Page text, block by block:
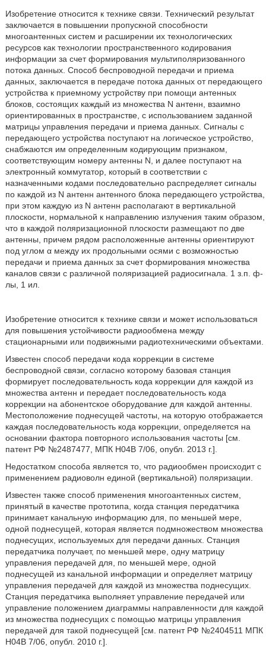
Изобретение относится к технике связи. Технический результат
заключается в повышении пропускной способности
многоантенных систем и расширении их технологических
ресурсов как технологии пространственного кодирования
информации за счет формирования мультиполяризованного
потока данных. Способ беспроводной передачи и приема
данных, заключается в передаче потока данных от передающего
устройства к приемному устройству при помощи антенных
блоков, состоящих каждый из множества N антенн, взаимно
ориентированных в пространстве, с использованием заданной
матрицы управления передачи и приема данных. Сигналы с
передающего устройства поступают на логическое устройство,
снабжаются им определенным кодирующим признаком,
соответствующим номеру антенны N, и далее поступают на
электронный коммутатор, который в соответствии с
назначенными кодами последовательно распределяет сигналы
по каждой из N антенн антенного блока передающего устройства,
при этом каждую из N антенн располагают в вертикальной
плоскости, нормальной к направлению излучения таким образом,
что в каждой поляризационной плоскости размещают по две
антенны, причем рядом расположенные антенны ориентируют
под углом α между их продольными осями с возможностью
передачи и приема данных за счет формирования множества
каналов связи с различной поляризацией радиосигнала. 1 з.п. ф-
лы, 1 ил.
Изобретение относится к технике связи и может использоваться
для повышения устойчивости радиообмена между
стационарными или подвижными радиотехническими объектами.
Известен способ передачи кода коррекции в системе
беспроводной связи, согласно которому базовая станция
формирует последовательность кода коррекции для каждой из
множества антенн и передает последовательность кода
коррекции на абонентское оборудование для каждой антенны.
Местоположение поднесущей частоты, на которую отображается
каждая последовательность кода коррекции, определяется на
основании фактора повторного использования частоты [см.
патент РФ №2487477, МПК Н04В 7/06, опубл. 2013 г.].
Недостатком способа является то, что радиообмен происходит с
применением радиоволн единой (вертикальной) поляризации.
Известен также способ применения многоантенных систем,
принятый в качестве прототипа, когда станция передатчика
принимает канальную информацию для, по меньшей мере,
одной поднесущей, которая является подмножеством множества
поднесущих, используемых для передачи данных. Станция
передатчика получает, по меньшей мере, одну матрицу
управления передачей для, по меньшей мере, одной
поднесущей из канальной информации и определяет матрицу
управления передачей для каждой из множества поднесущих.
Станция передатчика выполняет управление передачей или
управление положением диаграммы направленности для каждой
из множества поднесущих с помощью матрицы управления
передачей для такой поднесущей [см. патент РФ №2404511 МПК
Н04В 7/06, опубл. 2010 г.].